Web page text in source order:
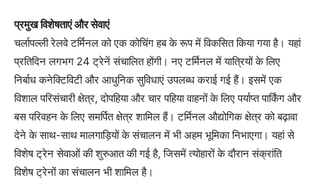
प्रमुख विशेषताएं और सेवाएं
चर्लापल्ली रेलवे टर्मिनल को एक कोचिंग हब के रूप में विकसित किया गया है। यहां
प्रतिदिन लगभग 24 ट्रेनें संचालित होंगी। नए टर्मिनल में यात्रियों के लिए
निर्बाध कनेक्टिविटी और आधुनिक सुविधाएं उपलब्ध कराई गई हैं। इसमें एक
विशाल परिसंचारी क्षेत्र, दोपहिया और चार पहिया वाहनों के लिए पर्याप्त पार्किंग और
बस परिवहन के लिए समर्पित क्षेत्र शामिल हैं। टर्मिनल औद्योगिक क्षेत्र को बढ़ावा
देने के साथ-साथ मालगाड़ियों के संचालन में भी अहम भूमिका निभाएगा। यहां से
विशेष ट्रेन सेवाओं की शुरुआत की गई है, जिसमें त्योहारों के दौरान संक्रांति
विशेष ट्रेनों का संचालन भी शामिल है।